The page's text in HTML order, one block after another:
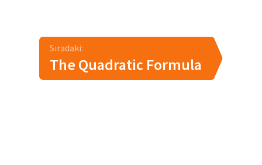
Sıradaki:
The Quadratic Formula